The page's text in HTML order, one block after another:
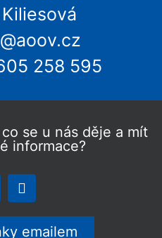
258 595
se u nás děje a mít
informace?
emailem